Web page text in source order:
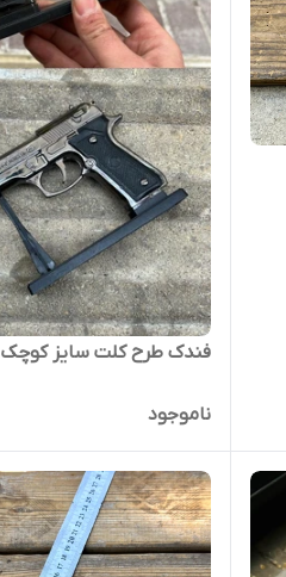
فندک طرح کلت سایز کوچک
ناموجود